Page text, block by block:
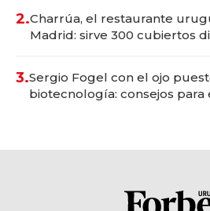
2.Charrúa, el restaurante
Madrid: sirve 300 cubiertos
3.Sergio Fogel con el ojo
biotecnología: consejos